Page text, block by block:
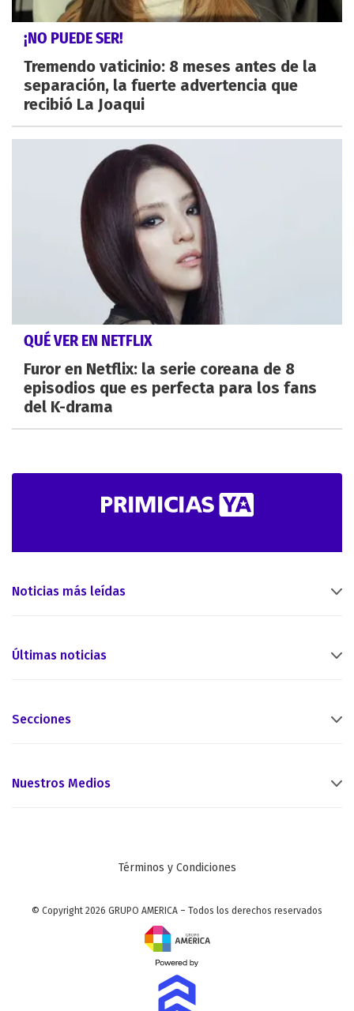
¡NO PUEDE SER!
Tremendo vaticinio: 8 meses antes de la
separación, la fuerte advertencia que
recibió La Joaqui
QUÉ VER EN NETFLIX
Furor en Netflix: la serie coreana de 8
episodios que es perfecta para los fans
del K-drama
Noticias más leídas
Últimas noticias
Secciones
Nuestros Medios
Términos y Condiciones
© Copyright 2026 GRUPO AMERICA – Todos los derechos reservados